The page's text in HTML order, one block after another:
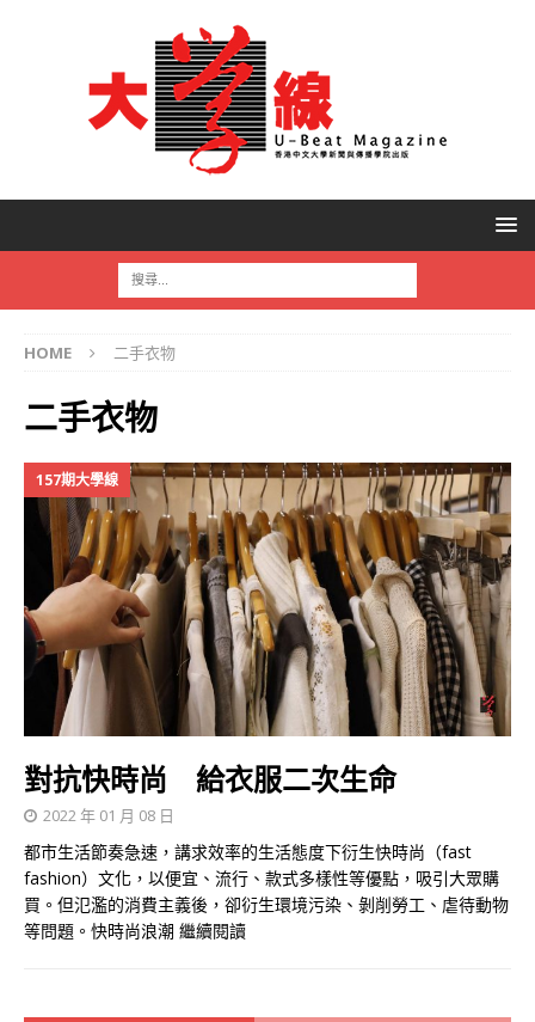
HOME 二手衣物
二手衣物
157期大學線
對抗快時尚 給衣服二次生命
2022 年 01 月 08 日
都市生活節奏急速，講求效率的生活態度下衍生快時尚（fast
fashion）文化，以便宜、流行、款式多樣性等優點，吸引大眾購
買。但氾濫的消費主義後，卻𧗠生環境污染、剝削勞工、虐待動物
等問題。快時尚浪潮 繼續閱讀